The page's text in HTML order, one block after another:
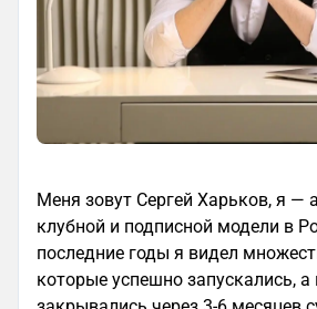
Меня зовут Сергей Харьков, я —
клубной и подписной модели в
последние годы я видел
которые успешно запускались, а